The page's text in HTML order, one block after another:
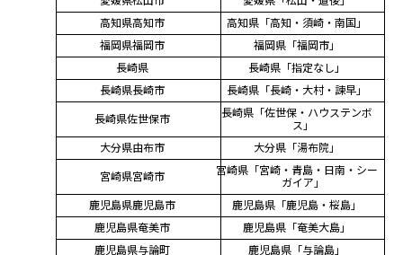
高知県高知市
高知県「高知・須崎・南国」
福岡県福岡市
福岡県「福岡市」
長崎県
長崎県「指定なし」
長崎県長崎市
長崎県「長崎・大村・諫早」
長崎県佐世保市
長崎県「佐世保・ハウステンボ
ス」
大分県由布市
大分県「湯布院」
宮崎県宮崎市
宮崎県「宮崎・青島・日南・シー
ガイア」
鹿児島県鹿児島市
鹿児島県「鹿児島・桜島」
鹿児島県奄美市
鹿児島県「奄美大島」
鹿児島県与論町
鹿児島県「与論島」